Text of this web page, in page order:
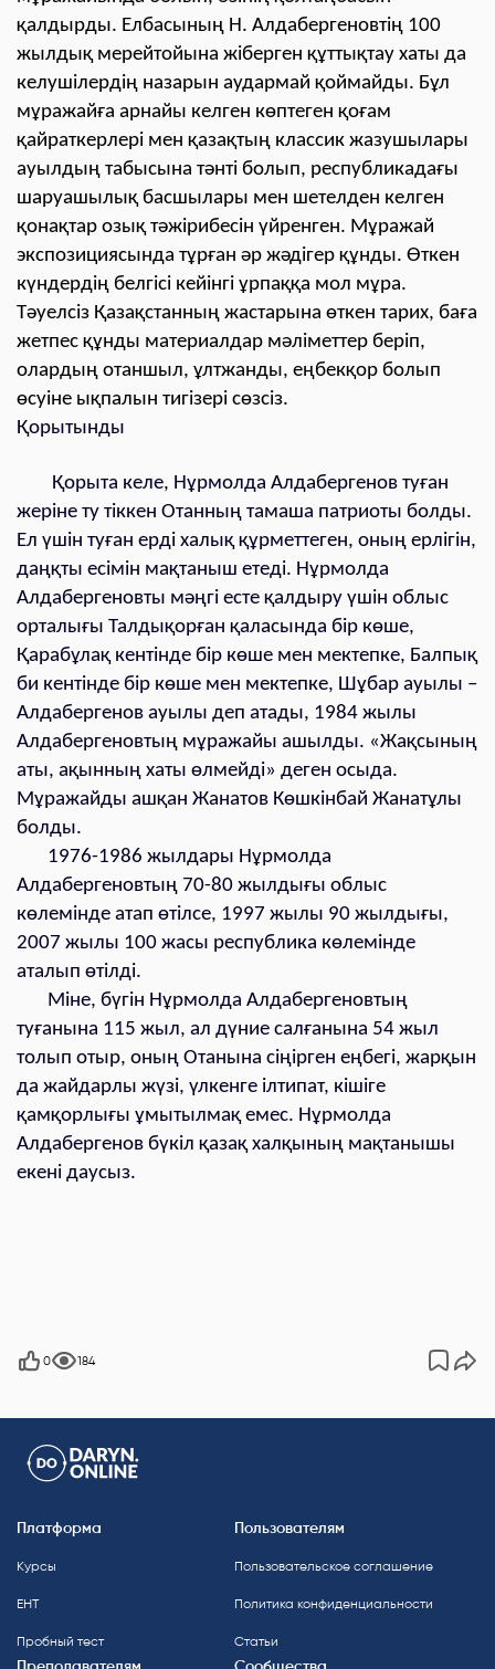
қалдырды. Елбасының Н. Алдабергеновтің 100
жылдық мерейтойына жіберген құттықтау хаты да
келушілердің назарын аудармай қоймайды. Бұл
мұражайға арнайы келген көптеген қоғам
қайраткерлері мен қазақтың классик жазушылары
ауылдың табысына тәнті болып, республикадағы
шаруашылық басшылары мен шетелден келген
қонақтар озық тәжірибесін үйренген. Мұражай
экспозициясында тұрған әр жәдігер құнды. Өткен
күндердің белгісі кейінгі ұрпаққа мол мұра.
Тәуелсіз Қазақстанның жастарына өткен тарих, баға
жетпес құнды материалдар мәліметтер беріп,
олардың отаншыл, ұлтжанды, еңбекқор болып
өсуіне ықпалын тигізері сөзсіз.
Қорытынды
Қорыта келе, Нұрмолда Алдабергенов туған
жеріне ту тіккен Отанның тамаша патриоты болды.
Ел үшін туған ерді халық құрметтеген, оның ерлігін,
даңқты есімін мақтаныш етеді. Нұрмолда
Алдабергеновты мәңгі есте қалдыру үшін облыс
орталығы Талдықорған қаласында бір көше,
Қарабұлақ кентінде бір көше мен мектепке, Балпық
би кентінде бір көше мен мектепке, Шұбар ауылы –
Алдабергенов ауылы деп атады, 1984 жылы
Алдабергеновтың мұражайы ашылды. «Жақсының
аты, ақынның хаты өлмейді» деген осыда.
Мұражайды ашқан Жанатов Көшкінбай Жанатұлы
болды.
1976-1986 жылдары Нұрмолда
Алдабергеновтың 70-80 жылдығы облыс
көлемінде атап өтілсе, 1997 жылы 90 жылдығы,
2007 жылы 100 жасы республика көлемінде
аталып өтілді.
Міне, бүгін Нұрмолда Алдабергеновтың
туғанына 115 жыл, ал дүние салғанына 54 жыл
толып отыр, оның Отанына сіңірген еңбегі, жарқын
да жайдарлы жүзі, үлкенге ілтипат, кішіге
қамқорлығы ұмытылмақ емес. Нұрмолда
Алдабергенов бүкіл қазақ халқының мақтанышы
екені даусыз.
0 184
Платформа
Курсы
ЕНТ
Пробный тест
Пользователям
Пользовательское соглашение
Политика конфиденциальности
Статьи